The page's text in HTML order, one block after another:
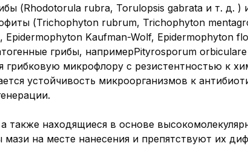
(Rhodotorula rubra, Torulopsis gabrata и т. д.
(Trichophyton rubrum, Trichophyton
Kaufman-Wolf, Epidermophyton
грибы, напримерPityrosporum
микрофлору с резистентностью к
устойчивость микроорганизмов к
также находящиеся в основе
на месте нанесения и препятствуют их